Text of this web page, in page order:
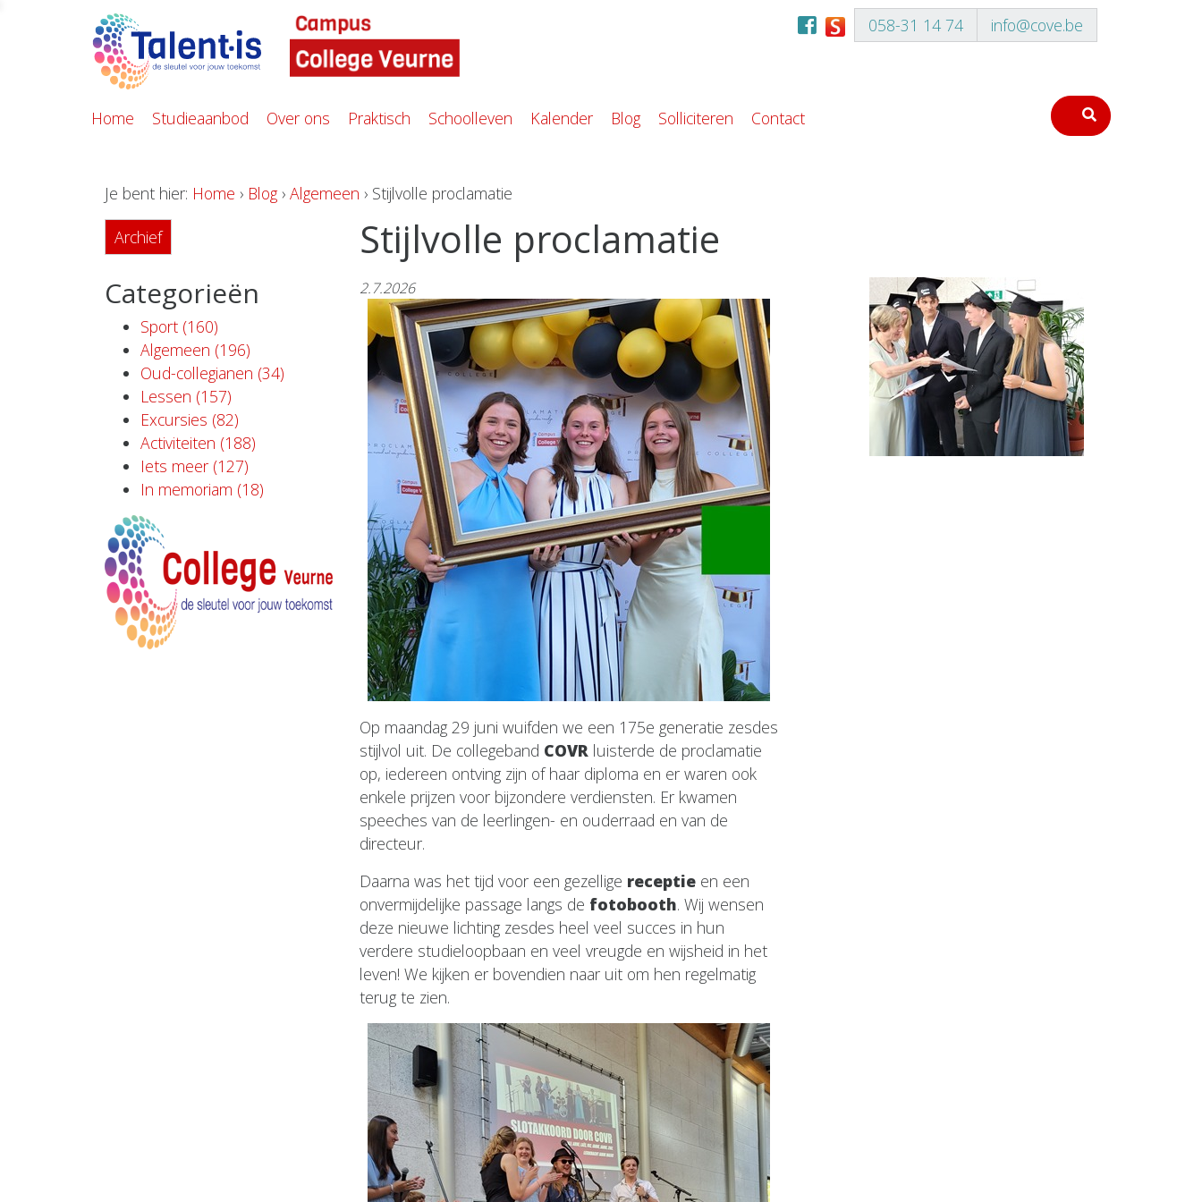
058-31 14 74 info@cove.be
Home Studieaanbod Over ons Praktisch Schoolleven Kalender Blog Solliciteren Contact
Je bent hier: Home › Blog › Algemeen › Stijlvolle proclamatie
Archief
Categorieën
Sport (160)
Algemeen (196)
Oud-collegianen (34)
Lessen (157)
Excursies (82)
Activiteiten (188)
Iets meer (127)
In memoriam (18)
Stijlvolle proclamatie
2.7.2026
Op maandag 29 juni wuifden we een 175e generatie zesdes
stijlvol uit. De collegeband COVR luisterde de proclamatie
op, iedereen ontving zijn of haar diploma en er waren ook
enkele prijzen voor bijzondere verdiensten. Er kwamen
speeches van de leerlingen- en ouderraad en van de
directeur.
Daarna was het tijd voor een gezellige receptie en een
onvermijdelijke passage langs de fotobooth. Wij wensen
deze nieuwe lichting zesdes heel veel succes in hun
verdere studieloopbaan en veel vreugde en wijsheid in het
leven! We kijken er bovendien naar uit om hen regelmatig
terug te zien.